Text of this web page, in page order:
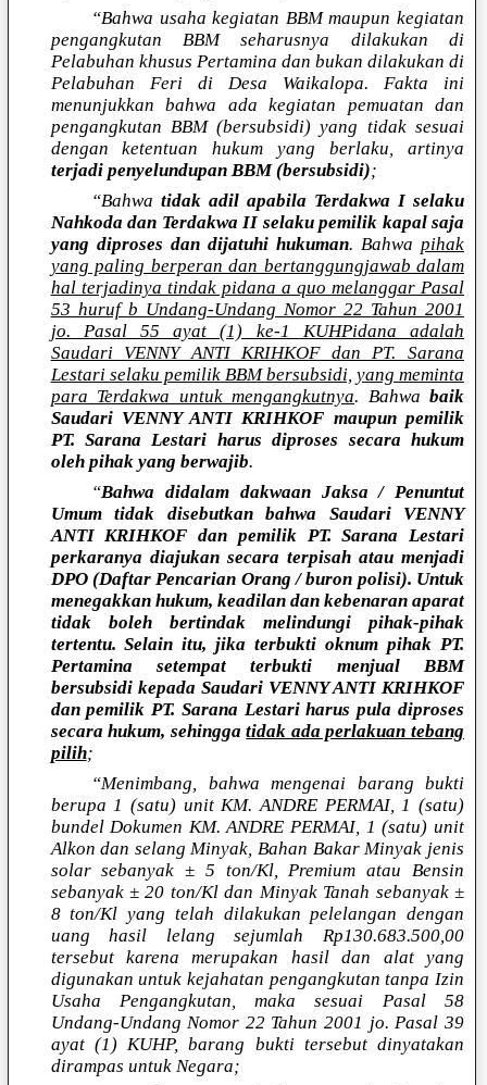
“Bahwa usaha kegiatan BBM maupun kegiatan
pengangkutan BBM seharusnya dilakukan di
Pelabuhan khusus Pertamina dan bukan dilakukan di
Pelabuhan Feri di Desa Waikalopa. Fakta ini
menunjukkan bahwa ada kegiatan pemuatan dan
pengangkutan BBM (bersubsidi) yang tidak sesuai
dengan ketentuan hukum yang berlaku, artinya
terjadi penyelundupan BBM (bersubsidi);
“Bahwatidak adil apabila Terdakwa I selaku
Nahkoda dan Terdakwa II selaku pemilik kapal saja
yang diproses dan dijatuhi hukuman. Bahwa pihak
yang paling berperan dan bertanggungjawab dalam
hal terjadinya tindak pidana a quo melanggar Pasal
53 huruf b Undang-Undang Nomor 22 Tahun 2001
jo. Pasal 55 ayat (1) ke-1 KUHPidana adalah
Saudari VENNY ANTI KRIHKOF dan PT. Sarana
Lestari selaku pemilik BBM bersubsidi, yang meminta
para Terdakwa untuk mengangkutnya. Bahwa baik
Saudari VENNY ANTI KRIHKOF maupun pemilik
PT. Sarana Lestari harus diproses secara hukum
oleh pihak yang berwajib.
“Bahwa didalam dakwaan Jaksa / Penuntut
Umum tidak disebutkan bahwa Saudari VENNY
ANTI KRIHKOF dan pemilik PT. Sarana Lestari
perkaranya diajukan secara terpisah atau menjadi
DPO (Daftar Pencarian Orang / buron polisi). Untuk
menegakkan hukum, keadilan dan kebenaran aparat
tidak boleh bertindak melindungi pihak-pihak
tertentu. Selain itu, jika terbukti oknum pihak PT.
Pertamina setempat terbukti menjual BBM
bersubsidi kepada Saudari VENNY ANTI KRIHKOF
dan pemilik PT. Sarana Lestari harus pula diproses
secara hukum, sehinggatidak ada perlakuan tebang
pilih;
“Menimbang, bahwa mengenai barang bukti
berupa 1 (satu) unit KM. ANDRE PERMAI, 1 (satu)
bundel Dokumen KM. ANDRE PERMAI, 1 (satu) unit
Alkon dan selang Minyak, Bahan Bakar Minyak jenis
solar sebanyak ± 5 ton/Kl, Premium atau Bensin
sebanyak ± 20 ton/Kl dan Minyak Tanah sebanyak ±
8 ton/Kl yang telah dilakukan pelelangan dengan
uang hasil lelang sejumlah Rp130.683.500,00
tersebut karena merupakan hasil dan alat yang
digunakan untuk kejahatan pengangkutan tanpa Izin
Usaha Pengangkutan, maka sesuai Pasal 58
Undang-Undang Nomor 22 Tahun 2001 jo. Pasal 39
ayat (1) KUHP, barang bukti tersebut dinyatakan
dirampas untuk Negara;